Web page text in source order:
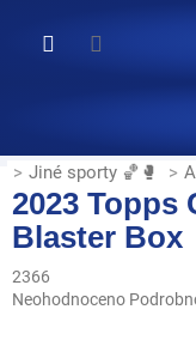
obsah
Jiné sporty 🏀🥊
2023 Topps
Blaster Box
2366
Průměrné
Neohodnoceno